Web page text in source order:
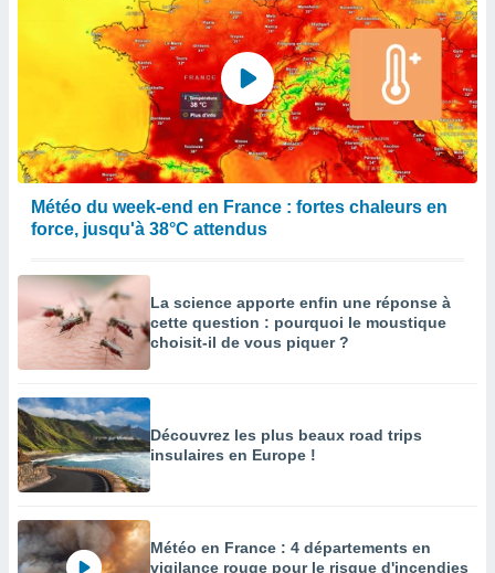
Météo du week-end en France : fortes chaleurs en
force, jusqu'à 38°C attendus
La science apporte enfin une réponse à
cette question : pourquoi le moustique
choisit-il de vous piquer ?
Découvrez les plus beaux road trips
insulaires en Europe !
Météo en France : 4 départements en
vigilance rouge pour le risque d'incendies